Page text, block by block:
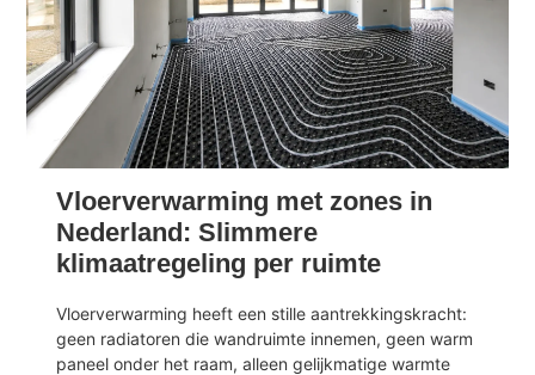
Vloerverwarming met zones in
Nederland: Slimmere
klimaatregeling per ruimte
Vloerverwarming heeft een stille aantrekkingskracht:
geen radiatoren die wandruimte innemen, geen warm
paneel onder het raam, alleen gelijkmatige warmte